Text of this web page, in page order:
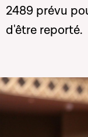
2489 prévu
d'être reporté.